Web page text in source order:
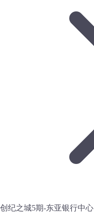
创纪之城5期-东亚银行中心